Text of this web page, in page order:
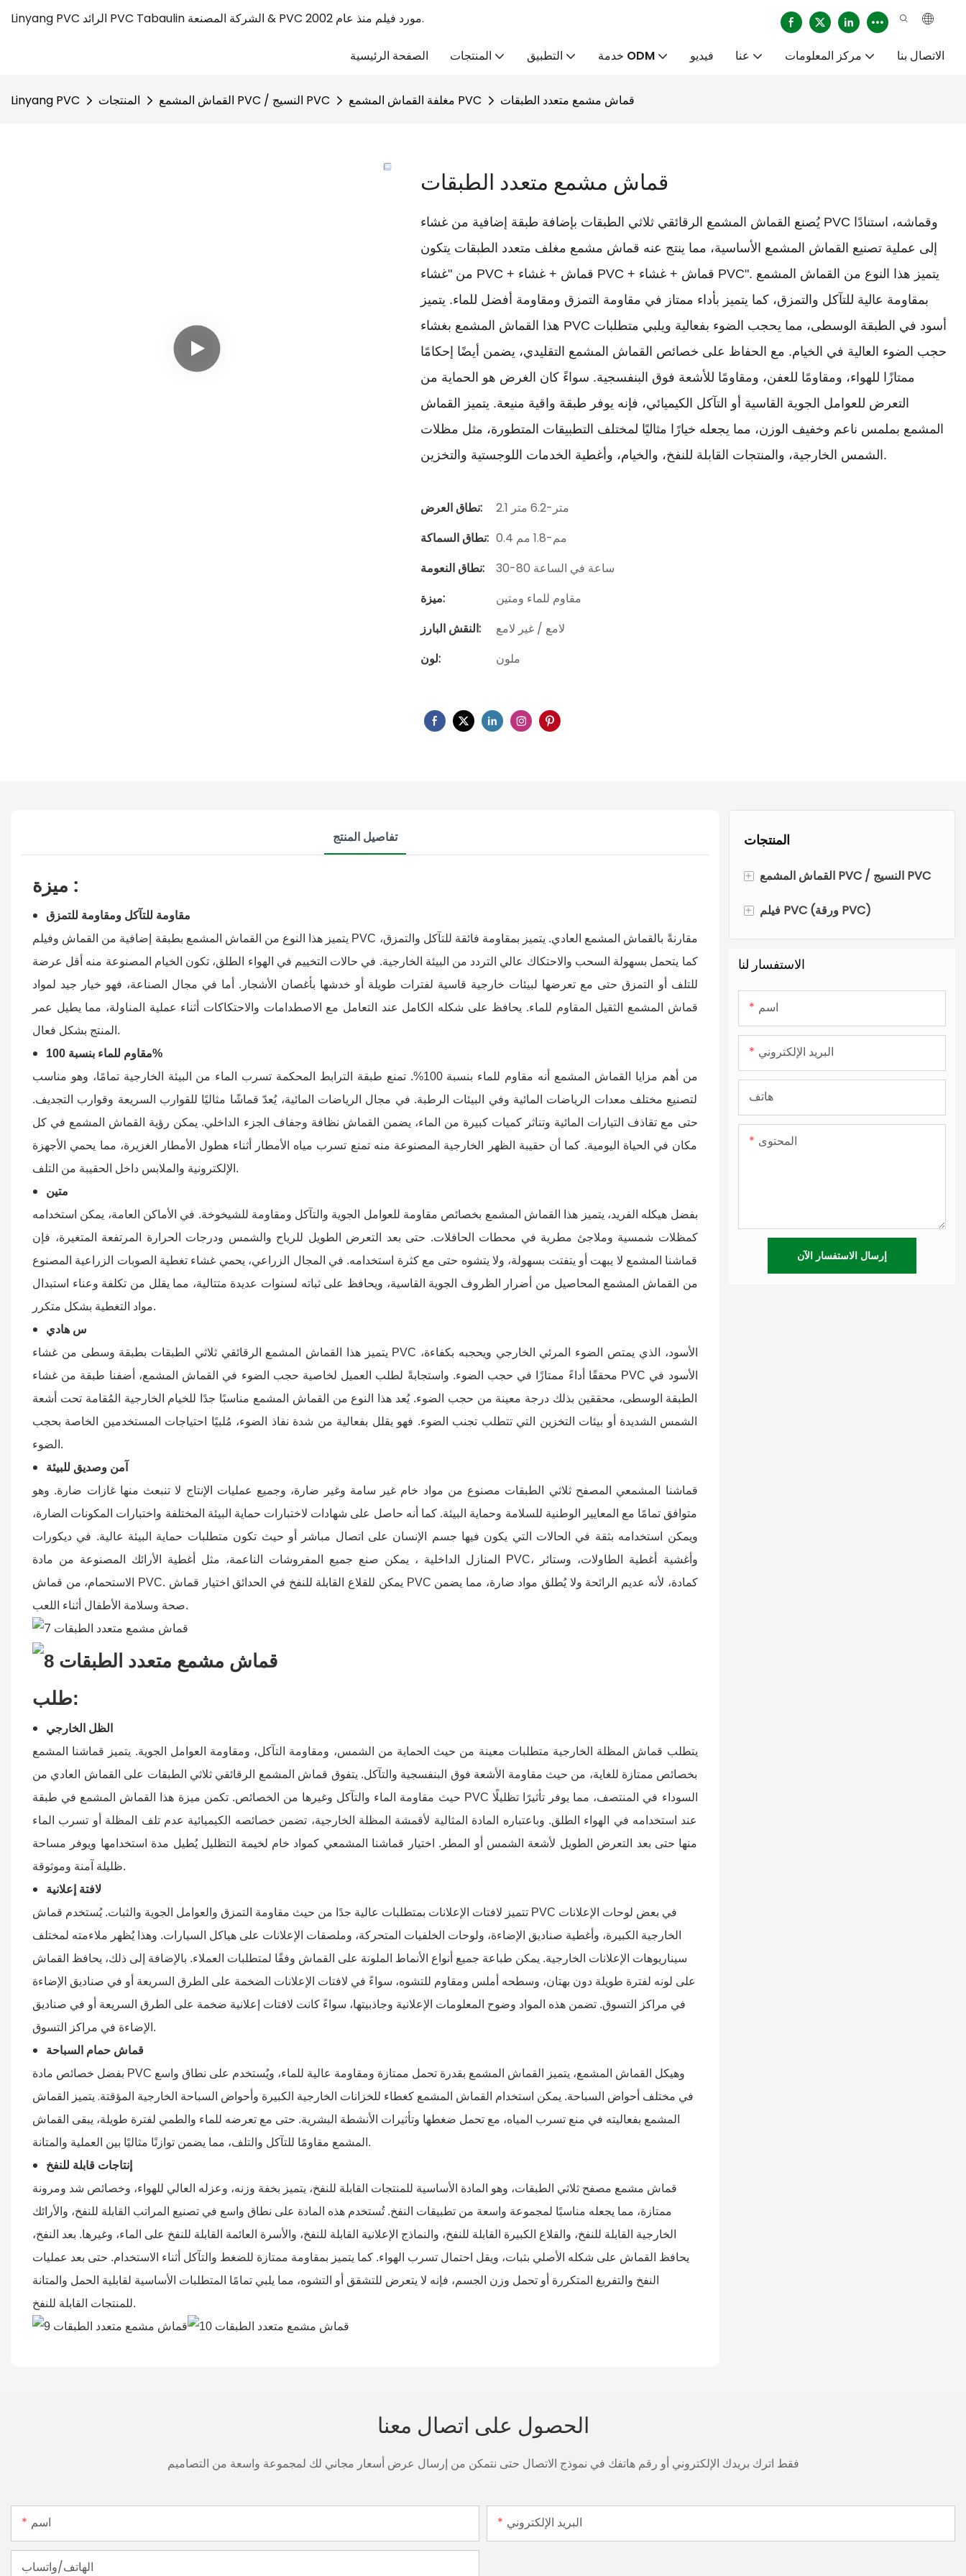
Linyang PVC الرائد PVC Tabaulin الشركة المصنعة & PVC مورد فيلم منذ عام 2002.
الصفحة الرئيسية المنتجات التطبيق خدمة ODM فيديو عنا مركز المعلومات الاتصال بنا
Linyang PVC المنتجات القماش المشمع PVC / النسيج PVC مغلفة القماش المشمع PVC قماش مشمع متعدد الطبقات
قماش مشمع متعدد الطبقات
يُصنع القماش المشمع الرقائقي ثلاثي الطبقات بإضافة طبقة إضافية من غشاء PVC وقماشه، استنادًا
إلى عملية تصنيع القماش المشمع الأساسية، مما ينتج عنه قماش مشمع مغلف متعدد الطبقات يتكون
من "غشاء PVC + قماش + غشاء PVC + قماش + غشاء PVC". يتميز هذا النوع من القماش المشمع
بمقاومة عالية للتآكل والتمزق، كما يتميز بأداء ممتاز في مقاومة التمزق ومقاومة أفضل للماء. يتميز
هذا القماش المشمع بغشاء PVC أسود في الطبقة الوسطى، مما يحجب الضوء بفعالية ويلبي متطلبات
حجب الضوء العالية في الخيام. مع الحفاظ على خصائص القماش المشمع التقليدي، يضمن أيضًا إحكامًا
ممتازًا للهواء، ومقاومًا للعفن، ومقاومًا للأشعة فوق البنفسجية. سواءً كان الغرض هو الحماية من
التعرض للعوامل الجوية القاسية أو التآكل الكيميائي، فإنه يوفر طبقة واقية منيعة. يتميز القماش
المشمع بملمس ناعم وخفيف الوزن، مما يجعله خيارًا مثاليًا لمختلف التطبيقات المتطورة، مثل مظلات
الشمس الخارجية، والمنتجات القابلة للنفخ، والخيام، وأغطية الخدمات اللوجستية والتخزين.
نطاق العرض:
2.1 متر-6.2 متر
نطاق السماكة:
0.4 مم-1.8 مم
نطاق النعومة:
30-80 ساعة في الساعة
ميزة:
مقاوم للماء ومتين
النقش البارز:
لامع / غير لامع
لون:
ملون
تفاصيل المنتج
ميزة :
مقاومة للتآكل ومقاومة للتمزق
يتميز هذا النوع من القماش المشمع بطبقة إضافية من القماش وفيلم PVC مقارنةً بالقماش المشمع العادي. يتميز بمقاومة فائقة للتآكل والتمزق،
كما يتحمل بسهولة السحب والاحتكاك عالي التردد من البيئة الخارجية. في حالات التخييم في الهواء الطلق، تكون الخيام المصنوعة منه أقل عرضة
للتلف أو التمزق حتى مع تعرضها لبيئات خارجية قاسية لفترات طويلة أو خدشها بأغصان الأشجار.
أما في مجال الصناعة، فهو خيار جيد لمواد
قماش المشمع الثقيل المقاوم للماء. يحافظ على شكله الكامل عند التعامل مع الاصطدامات والاحتكاكات أثناء عملية المناولة، مما يطيل عمر
المنتج بشكل فعال.
مقاوم للماء بنسبة 100%
من أهم مزايا القماش المشمع أنه مقاوم للماء بنسبة 100%. تمنع طبقة الترابط المحكمة تسرب الماء من البيئة الخارجية تمامًا، وهو مناسب
لتصنيع مختلف معدات الرياضات المائية وفي البيئات الرطبة. في مجال الرياضات المائية، يُعدّ قماشًا مثاليًا للقوارب السريعة وقوارب التجديف.
حتى مع تقاذف التيارات المائية وتناثر كميات كبيرة من الماء، يضمن القماش نظافة وجفاف الجزء الداخلي. يمكن رؤية القماش
المشمع في كل
مكان في الحياة اليومية. كما أن حقيبة الظهر الخارجية المصنوعة منه تمنع تسرب مياه الأمطار أثناء هطول الأمطار الغزيرة، مما يحمي الأجهزة
الإلكترونية والملابس داخل الحقيبة من التلف.
متين
بفضل هيكله الفريد، يتميز هذا القماش المشمع بخصائص مقاومة للعوامل الجوية والتآكل ومقاومة للشيخوخة. في الأماكن العامة، يمكن استخدامه
كمظلات شمسية وملاجئ مطرية في محطات الحافلات. حتى بعد التعرض الطويل للرياح والشمس ودرجات الحرارة المرتفعة المتغيرة، فإن
قماشنا المشمع لا يبهت أو يتفتت بسهولة، ولا يتشوه حتى مع كثرة استخدامه. في المجال الزراعي، يحمي غشاء تغطية الصوبات الزراعية المصنوع
من القماش المشمع المحاصيل من أضرار الظروف الجوية القاسية، ويحافظ على ثباته لسنوات عديدة متتالية، مما يقلل من تكلفة وعناء استبدال
مواد التغطية بشكل متكرر.
س هادي
يتميز هذا القماش المشمع الرقائقي ثلاثي الطبقات بطبقة وسطى من غشاء PVC الأسود، الذي يمتص الضوء المرئي الخارجي ويحجبه بكفاءة،
محققًا أداءً ممتازًا في حجب الضوء. واستجابةً لطلب العميل لخاصية حجب الضوء في القماش المشمع، أضفنا طبقة من غشاء PVC الأسود في
الطبقة الوسطى، محققين بذلك درجة معينة من حجب الضوء. يُعد هذا النوع من القماش المشمع مناسبًا جدًا للخيام الخارجية المُقامة تحت أشعة
الشمس الشديدة أو بيئات التخزين التي تتطلب تجنب الضوء. فهو يقلل بفعالية من شدة نفاذ الضوء، مُلبيًا احتياجات المستخدمين الخاصة بحجب
الضوء.
آمن وصديق للبيئة
قماشنا المشمعي المصفح ثلاثي الطبقات مصنوع من مواد خام غير سامة وغير ضارة، وجميع عمليات الإنتاج لا تنبعث منها غازات ضارة. وهو
متوافق تمامًا مع المعايير الوطنية للسلامة وحماية البيئة. كما أنه حاصل على شهادات لاختبارات حماية البيئة المختلفة واختبارات المكونات الضارة،
ويمكن استخدامه بثقة في الحالات التي يكون فيها جسم الإنسان على اتصال مباشر أو حيث تكون متطلبات حماية البيئة عالية. في ديكورات
المنازل الداخلية ، يمكن صنع جميع المفروشات الناعمة، مثل أغطية الأرائك المصنوعة من مادة PVC، وأغشية أغطية الطاولات، وستائر
الاستحمام، من قماش PVC.
يمكن للقلاع
القابلة للنفخ في الحدائق اختيار قماش PVC كمادة، لأنه عديم الرائحة ولا يُطلق مواد ضارة، مما يضمن
صحة وسلامة الأطفال أثناء اللعب.
طلب:
الظل الخارجي
يتطلب قماش المظلة الخارجية متطلبات معينة من حيث الحماية من الشمس، ومقاومة التآكل، ومقاومة العوامل الجوية. يتميز قماشنا المشمع
بخصائص ممتازة للغاية، من حيث مقاومة الأشعة فوق البنفسجية والتآكل. يتفوق قماش المشمع الرقائقي ثلاثي الطبقات على القماش العادي من
حيث مقاومة الماء والتآكل وغيرها من الخصائص. تكمن ميزة هذا القماش المشمع في طبقة PVC السوداء في المنتصف، مما يوفر تأثيرًا تظليلًا
عند استخدامه في الهواء الطلق. وباعتباره المادة المثالية لأقمشة المظلة الخارجية، تضمن خصائصه الكيميائية عدم تلف المظلة أو تسرب الماء
منها حتى بعد التعرض الطويل لأشعة الشمس أو المطر. اختيار قماشنا المشمعي كمواد خام لخيمة التظليل يُطيل مدة استخدامها ويوفر مساحة
ظليلة آمنة وموثوقة.
لافتة إعلانية
تتميز لافتات الإعلانات بمتطلبات عالية جدًا من حيث مقاومة التمزق والعوامل الجوية والثبات. يُستخدم قماش PVC في بعض لوحات الإعلانات
الخارجية الكبيرة، وأغطية صناديق الإضاءة، ولوحات الخلفيات المتحركة، وملصقات الإعلانات على هياكل السيارات. وهذا يُظهر ملاءمته لمختلف
سيناريوهات الإعلانات الخارجية. يمكن طباعة جميع أنواع الأنماط الملونة على القماش وفقًا لمتطلبات العملاء. بالإضافة إلى ذلك، يحافظ القماش
على لونه لفترة طويلة دون بهتان، وسطحه أملس ومقاوم للتشوه، سواءً في لافتات الإعلانات الضخمة على الطرق السريعة أو في صناديق الإضاءة
في مراكز التسوق. تضمن هذه المواد وضوح المعلومات الإعلانية وجاذبيتها، سواءً كانت لافتات إعلانية ضخمة على الطرق السريعة أو في صناديق
الإضاءة في مراكز التسوق.
قماش حمام السباحة
بفضل خصائص مادة PVC وهيكل القماش المشمع، يتميز القماش المشمع بقدرة تحمل ممتازة ومقاومة عالية للماء، ويُستخدم على نطاق واسع
في مختلف أحواض السباحة. يمكن استخدام القماش المشمع كغطاء للخزانات الخارجية الكبيرة وأحواض السباحة الخارجية المؤقتة. يتميز
القماش
المشمع بفعاليته في منع تسرب المياه، مع تحمل ضغطها وتأثيرات الأنشطة البشرية. حتى مع تعرضه للماء والطمي لفترة طويلة، يبقى القماش
المشمع مقاومًا للتآكل والتلف، مما يضمن توازنًا مثاليًا بين العملية والمتانة.
إنتاجات قابلة للنفخ
قماش مشمع مصفح ثلاثي الطبقات، وهو المادة الأساسية للمنتجات القابلة للنفخ، يتميز بخفة وزنه، وعزله العالي للهواء، وخصائص شد ومرونة
ممتازة، مما يجعله مناسبًا لمجموعة واسعة من تطبيقات النفخ. تُستخدم هذه المادة على نطاق واسع في تصنيع المراتب القابلة للنفخ، والأرائك
الخارجية القابلة للنفخ، والقلاع الكبيرة القابلة للنفخ، والنماذج الإعلانية القابلة للنفخ، والأسرة العائمة القابلة للنفخ على الماء، وغيرها. بعد النفخ،
يحافظ القماش على شكله الأصلي بثبات، ويقل احتمال تسرب الهواء. كما يتميز بمقاومة ممتازة للضغط والتآكل أثناء الاستخدام. حتى بعد عمليات
النفخ والتفريغ المتكررة أو تحمل وزن الجسم، فإنه لا يتعرض للتشقق أو التشوه، مما يلبي تمامًا المتطلبات الأساسية لقابلية الحمل والمتانة
للمنتجات القابلة للنفخ.
المنتجات
+ القماش المشمع PVC / النسيج PVC
لفة القماش المشمع PVC
بولي كلوريد الفينيل خيمة القماش
المشمع
القماش المشمع المطلي بالـ PVC
مادة فليكس بانر
+ فيلم PVC (ورقة PVC)
فيلم PVC الشفاف
الاستفسار لنا
اسم
البريد الإلكتروني
هاتف
المحتوى
إرسال الاستفسار الآن
الحصول على اتصال معنا
فقط اترك بريدك الإلكتروني أو رقم هاتفك في نموذج الاتصال حتى نتمكن من إرسال عرض أسعار مجاني لك لمجموعة واسعة من التصاميم
اسم البريد الإلكتروني
الهاتف/واتساب